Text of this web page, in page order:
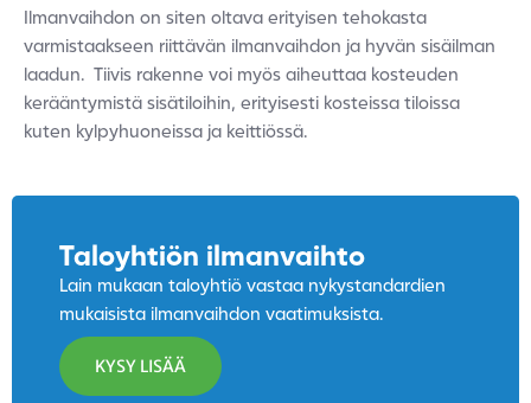
Ilmanvaihdon on siten oltava erityisen tehokasta
varmistaakseen riittävän ilmanvaihdon ja hyvän sisäilman
laadun.
Tiivis rakenne voi myös aiheuttaa kosteuden
kerääntymistä sisätiloihin, erityisesti kosteissa tiloissa
kuten kylpyhuoneissa ja keittiössä.
Taloyhtiön ilmanvaihto
Lain mukaan taloyhtiö vastaa nykystandardien
mukaisista ilmanvaihdon vaatimuksista.
KYSY LISÄÄ